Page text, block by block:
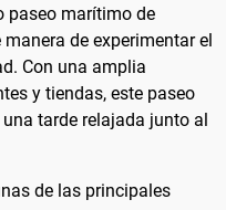
paseo marítimo de
de experimentar el
Con una amplia
y tiendas, este paseo
tarde relajada junto al
de las principales